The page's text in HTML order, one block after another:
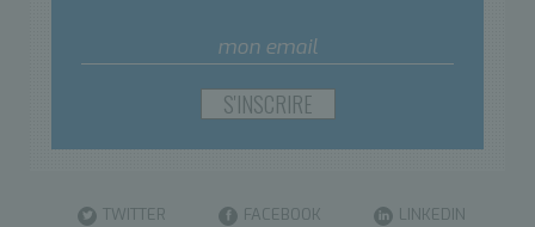
TWITTER FACEBOOK LINKEDIN